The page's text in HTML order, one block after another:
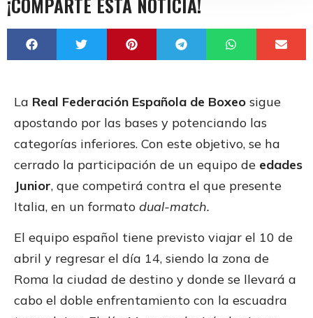
La Real Federación Española de Boxeo sigue
apostando por las bases y potenciando las
categorías inferiores. Con este objetivo, se ha
cerrado la participación de un equipo de edades
Junior, que competirá contra el que presente
Italia, en un formato dual-match.
El equipo español tiene previsto viajar el 10 de
abril y regresar el día 14, siendo la zona de
Roma la ciudad de destino y donde se llevará a
cabo el doble enfrentamiento con la escuadra